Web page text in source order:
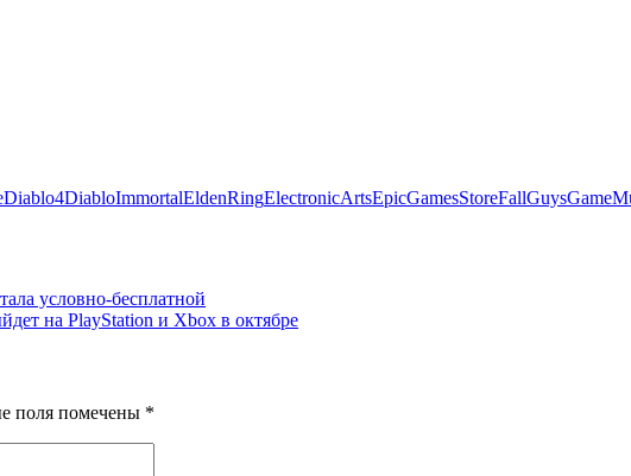
Diablo4DiabloImmortalEldenRingElectronicArtsEpicGamesStoreFallGuys
условно-бесплатной
на PlayStation и Xbox в октябре
поля помечены *